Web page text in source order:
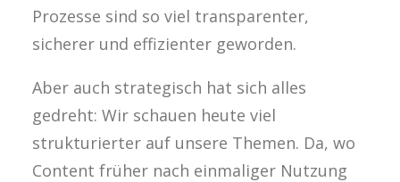
Prozesse sind so viel transparenter,
sicherer und effizienter geworden.
Aber auch strategisch hat sich alles
gedreht: Wir schauen heute viel
strukturierter auf unsere Themen. Da, wo
Content früher nach einmaliger Nutzung